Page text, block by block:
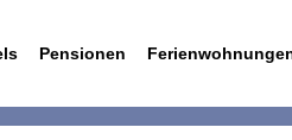
Pensionen